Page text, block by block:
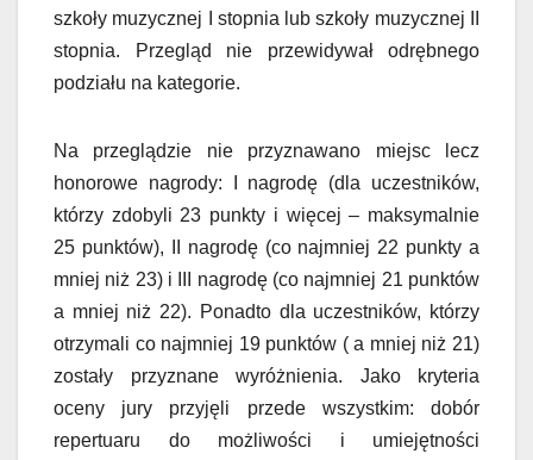
szkoły muzycznej I stopnia lub szkoły muzycznej II
stopnia. Przegląd nie przewidywał odrębnego
podziału na kategorie.
Na przeglądzie nie przyznawano miejsc lecz
honorowe nagrody: I nagrodę (dla uczestników,
którzy zdobyli 23 punkty i więcej – maksymalnie
25 punktów), II nagrodę (co najmniej 22 punkty a
mniej niż 23) i III nagrodę (co najmniej 21 punktów
a mniej niż 22). Ponadto dla uczestników, którzy
otrzymali co najmniej 19 punktów ( a mniej niż 21)
zostały przyznane wyróżnienia. Jako kryteria
oceny jury przyjęli przede wszystkim: dobór
repertuaru do możliwości i umiejętności